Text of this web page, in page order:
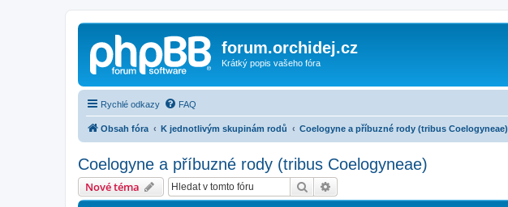
forum.orchidej.cz
Krátký popis vašeho fóra
Rychlé odkazy FAQ
Obsah fóra K jednotlivým skupinám rodů Coelogyne a příbuzné rody (tribus Coelogyneae)
Coelogyne a příbuzné rody (tribus Coelogyneae)
Nové téma Hledat